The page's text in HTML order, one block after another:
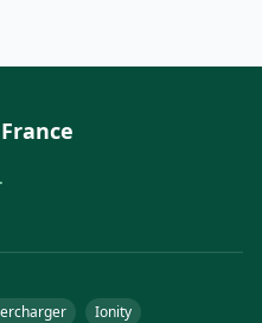
Ionity